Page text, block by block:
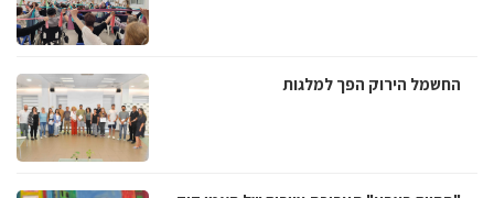
החשמל הירוק הפך למלגות